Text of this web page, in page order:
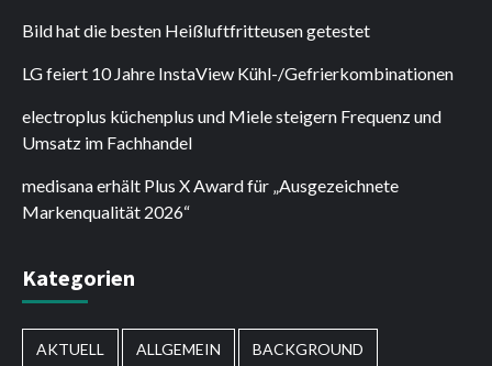
Bild hat die besten Heißluftfritteusen getestet
LG feiert 10 Jahre InstaView Kühl-/Gefrierkombinationen
electroplus küchenplus und Miele steigern Frequenz und
Umsatz im Fachhandel
medisana erhält Plus X Award für „Ausgezeichnete
Markenqualität 2026“
Kategorien
AKTUELL ALLGEMEIN BACKGROUND